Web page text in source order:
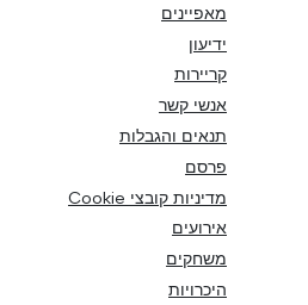
מאפיינים
ידיעון
קריירות
אנשי קשר
תנאים והגבלות
פרסם
מדיניות קובצי Cookie
אירועים
משחקים
היכרויות